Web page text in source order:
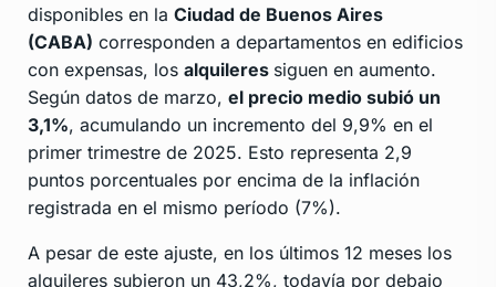
disponibles en la Ciudad de Buenos Aires
(CABA) corresponden a departamentos en edificios
con expensas, los alquileres siguen en aumento.
Según datos de marzo, el precio medio subió un
3,1%, acumulando un incremento del 9,9% en el
primer trimestre de 2025. Esto representa 2,9
puntos porcentuales por encima de la inflación
registrada en el mismo período (7%).
A pesar de este ajuste, en los últimos 12 meses los
alquileres subieron un 43,2%, todavía por debajo